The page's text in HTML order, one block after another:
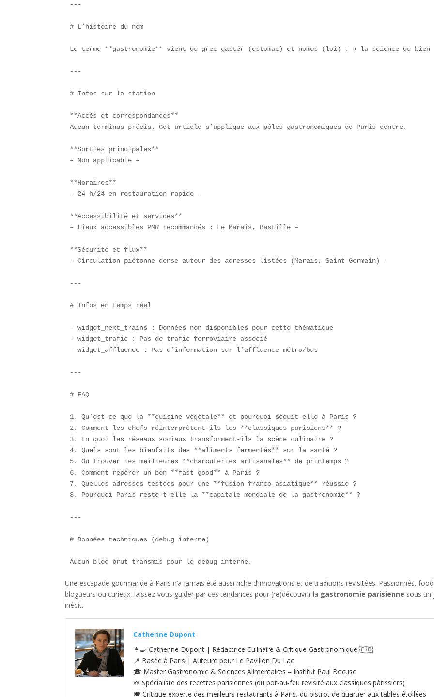
---
# L’histoire du nom
Le terme **gastronomie** vient du grec gastér (estomac) et nomos (loi) : « la science du
---
# Infos sur la station
**Accès et correspondances**
Aucun terminus précis. Cet article s’applique aux pôles gastronomiques de Paris centre.
**Sorties principales**
– Non applicable –
**Horaires**
– 24 h/24 en restauration rapide –
**Accessibilité et services**
– Lieux accessibles PMR recommandés : Le Marais, Bastille –
**Sécurité et flux**
– Circulation piétonne dense autour des adresses listées (Marais, Saint-Germain) –
---
# Infos en temps réel
- widget_next_trains : Données non disponibles pour cette thématique
- widget_trafic : Pas de trafic ferroviaire associé
- widget_affluence : Pas d’information sur l’affluence métro/bus
---
# FAQ
1. Qu’est-ce que la **cuisine végétale** et pourquoi séduit-elle à Paris ?
2. Comment les chefs réinterprètent-ils les **classiques parisiens** ?
3. En quoi les réseaux sociaux transforment-ils la scène culinaire ?
4. Quels sont les bienfaits des **aliments fermentés** sur la santé ?
5. Où trouver les meilleures **charcuteries artisanales** de printemps ?
6. Comment repérer un bon **fast good** à Paris ?
7. Quelles adresses testées pour une **fusion franco-asiatique** réussie ?
8. Pourquoi Paris reste-t-elle la **capitale mondiale de la gastronomie** ?
---
# Données techniques (debug interne)
Aucun bloc brut transmis pour le debug interne.
Une escapade gourmande à Paris n’a jamais été aussi riche d’innovations et de traditions revisitées. Passionnés,
blogueurs ou curieux, laissez-vous guider par ces tendances pour (re)découvrir la gastronomie parisienne sous un
inédit.
Catherine Dupont
👩‍🍳 Catherine Dupont | Rédactrice Culinaire & Critique Gastronomique 🇫🇷
📍 Basée à Paris | Auteure pour Le Pavillon Du Lac
🎓 Master Gastronomie & Sciences Alimentaires – Institut Paul Bocuse
🍲 Spécialiste des recettes parisiennes (du pot-au‑feu revisité aux classiques pâtissiers)
🍽️ Critique experte des meilleurs restaurants à Paris, du bistrot de quartier aux tables étoilées